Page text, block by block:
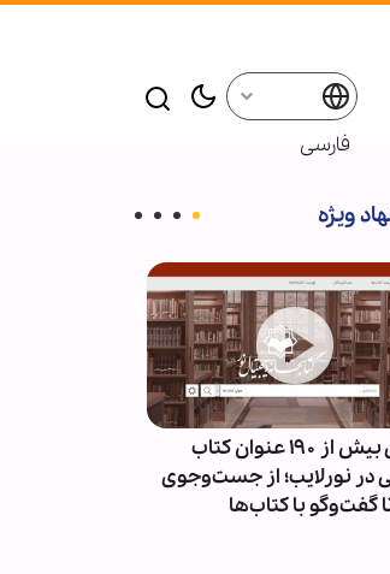
فارسی
ویژه
معرفی بیش از ۱۹۰ عنوان کتاب
در نورلایب؛ از جست‌وجوی
گفت‌وگو با کتاب‌ها